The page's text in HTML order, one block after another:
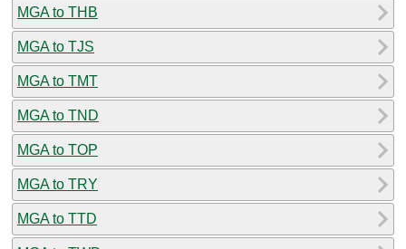
MGA to THB
MGA to TJS
MGA to TMT
MGA to TND
MGA to TOP
MGA to TRY
MGA to TTD